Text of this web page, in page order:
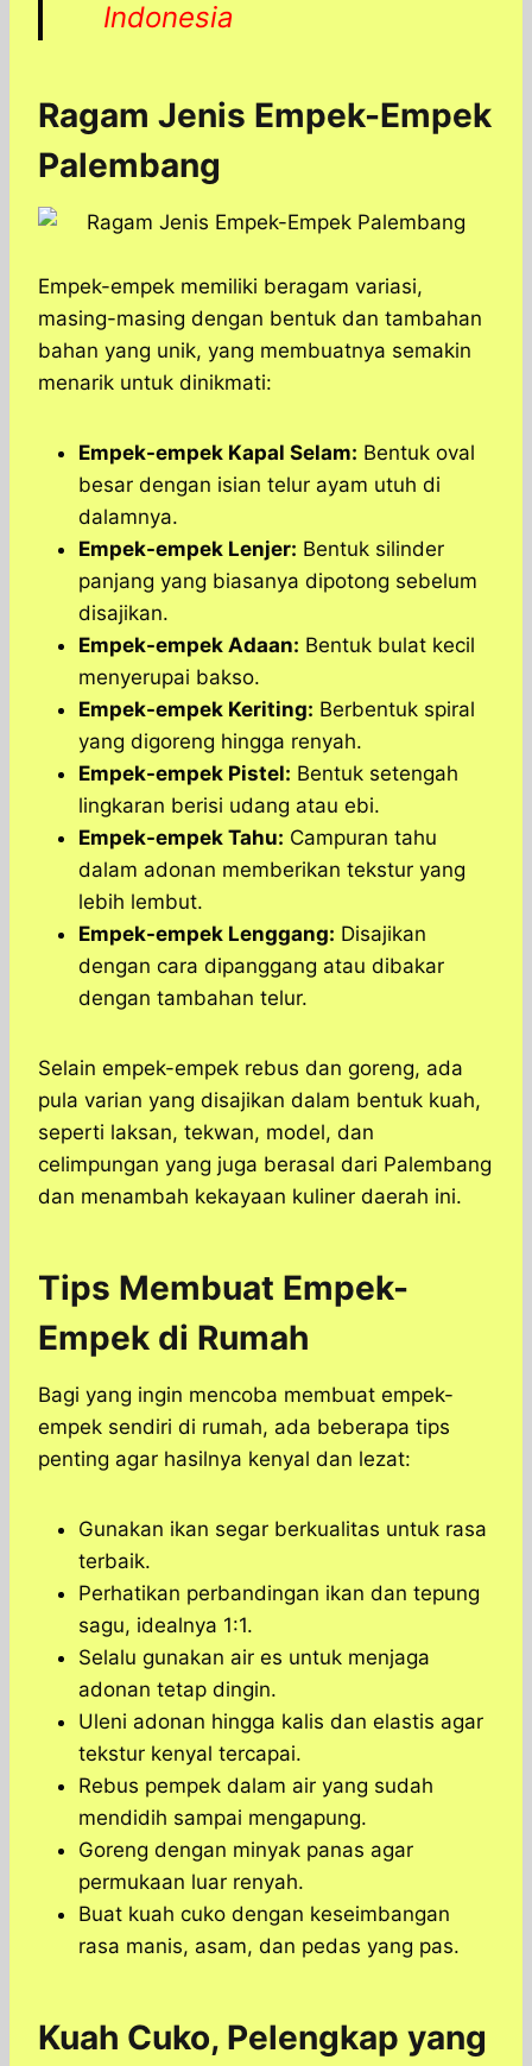
Indonesia
Ragam Jenis Empek-Empek
Palembang
Empek-empek memiliki beragam variasi,
masing-masing dengan bentuk dan tambahan
bahan yang unik, yang membuatnya semakin
menarik untuk dinikmati:
Empek-empek Kapal Selam: Bentuk oval
besar dengan isian telur ayam utuh di
dalamnya.
Empek-empek Lenjer: Bentuk silinder
panjang yang biasanya dipotong sebelum
disajikan.
Empek-empek Adaan: Bentuk bulat kecil
menyerupai bakso.
Empek-empek Keriting: Berbentuk spiral
yang digoreng hingga renyah.
Empek-empek Pistel: Bentuk setengah
lingkaran berisi udang atau ebi.
Empek-empek Tahu: Campuran tahu
dalam adonan memberikan tekstur yang
lebih lembut.
Empek-empek Lenggang: Disajikan
dengan cara dipanggang atau dibakar
dengan tambahan telur.
Selain empek-empek rebus dan goreng, ada
pula varian yang disajikan dalam bentuk kuah,
seperti laksan, tekwan, model, dan
celimpungan yang juga berasal dari Palembang
dan menambah kekayaan kuliner daerah ini.
Tips Membuat Empek-
Empek di Rumah
Bagi yang ingin mencoba membuat empek-
empek sendiri di rumah, ada beberapa tips
penting agar hasilnya kenyal dan lezat:
Gunakan ikan segar berkualitas untuk rasa
terbaik.
Perhatikan perbandingan ikan dan tepung
sagu, idealnya 1:1.
Selalu gunakan air es untuk menjaga
adonan tetap dingin.
Uleni adonan hingga kalis dan elastis agar
tekstur kenyal tercapai.
Rebus pempek dalam air yang sudah
mendidih sampai mengapung.
Goreng dengan minyak panas agar
permukaan luar renyah.
Buat kuah cuko dengan keseimbangan
rasa manis, asam, dan pedas yang pas.
Kuah Cuko, Pelengkap yang